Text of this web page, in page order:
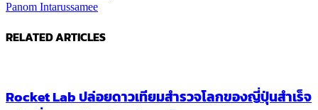
Panom Intarussamee
RELATED ARTICLES
Rocket Lab ปล่อยดาวเทียมสำรวจโลกของญี่ปุ่นสำเร็จ